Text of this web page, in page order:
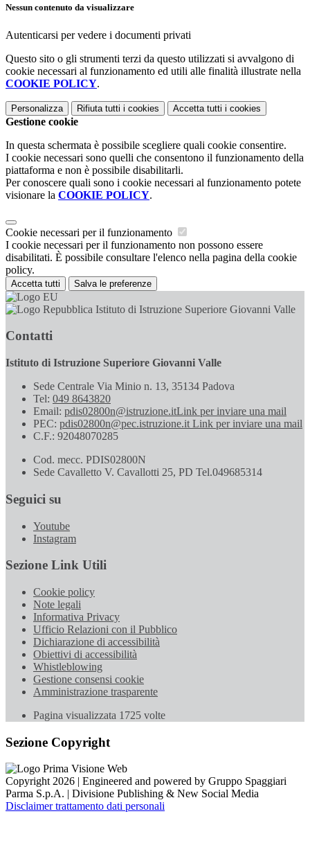
Nessun contenuto da visualizzare
Autenticarsi per vedere i documenti privati
Questo sito o gli strumenti terzi da questo utilizzati si avvalgono di
cookie necessari al funzionamento ed utili alle finalità illustrate nella
COOKIE POLICY.
Personalizza Rifiuta tutti i cookies Accetta tutti i cookies
Gestione cookie
In questa schermata è possibile scegliere quali cookie consentire.
I cookie necessari sono quelli che consentono il funzionamento della
piattaforma e non è possibile disabilitarli.
Per conoscere quali sono i cookie necessari al funzionamento potete
visionare la COOKIE POLICY.
Cookie necessari per il funzionamento
I cookie necessari per il funzionamento non possono essere
disabilitati. È possibile consultare l'elenco nella pagina della cookie
policy.
Accetta tutti Salva le preferenze
Istituto di Istruzione Superiore Giovanni Valle
Contatti
Istituto di Istruzione Superiore Giovanni Valle
Sede Centrale Via Minio n. 13, 35134 Padova
Tel: 049 8643820
Email: pdis02800n@istruzione.itLink per inviare una mail
PEC: pdis02800n@pec.istruzione.it Link per inviare una mail
C.F.: 92048070285
Cod. mecc. PDIS02800N
Sede Cavalletto V. Cavallotti 25, PD Tel.049685314
Seguici su
Youtube
Instagram
Sezione Link Utili
Cookie policy
Note legali
Informativa Privacy
Ufficio Relazioni con il Pubblico
Dichiarazione di accessibilità
Obiettivi di accessibilità
Whistleblowing
Gestione consensi cookie
Amministrazione trasparente
Pagina visualizzata 1725 volte
Sezione Copyright
Copyright 2026 | Engineered and powered by Gruppo Spaggiari
Parma S.p.A. | Divisione Publishing & New Social Media
Disclaimer trattamento dati personali